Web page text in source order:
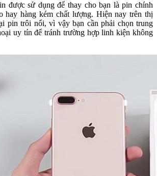
được sử dụng để thay cho bạn là pin chính
hay hàng kém chất lượng. Hiện nay trên thị
pin trôi nổi, vì vậy bạn cần phải chọn trung
uy tín để tránh trường hợp linh kiện không